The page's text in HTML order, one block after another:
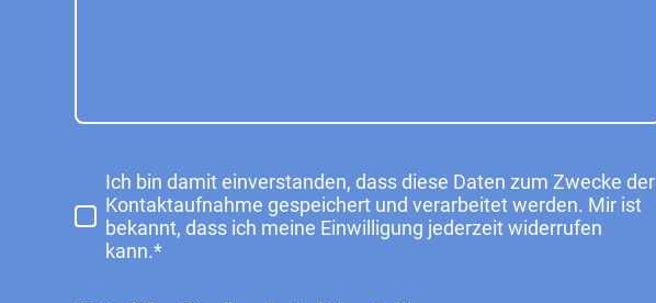
Ich bin damit einverstanden, dass diese Daten zum Zwecke der
Kontaktaufnahme gespeichert und verarbeitet werden. Mir ist
bekannt, dass ich meine Einwilligung jederzeit widerrufen
kann.*